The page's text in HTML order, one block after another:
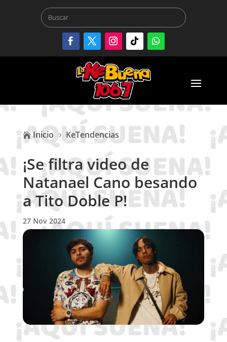
 Inicio 5 KeTendencias
¡Se filtra video de
Natanael Cano besando
a Tito Doble P!
27 Nov 2024